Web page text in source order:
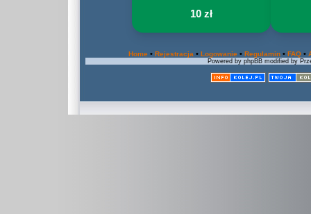
10 zł
Home • Rejestracja • Logowanie • Regulamin • FAQ •
Powered by phpBB modified by